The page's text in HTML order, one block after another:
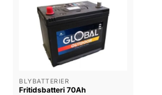
behöver ett batteri för din båt,
annan utomhusapplikation, kan
högkvalitativa produkter till
Utforska vårt sortiment idag och
strömförsörjning för dina äventyr
BLYBATTERIER
Fritidsbatteri 70Ah